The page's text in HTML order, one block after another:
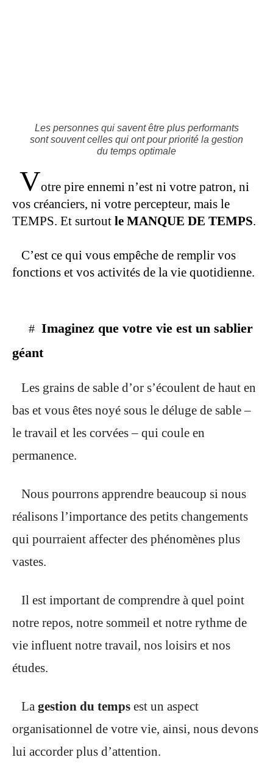
Les personnes qui savent être plus performants
sont souvent celles qui ont pour priorité la gestion
du temps optimale
Votre pire ennemi n’est ni votre patron, ni
vos créanciers, ni votre percepteur, mais le
TEMPS. Et surtout le MANQUE DE TEMPS.
C’est ce qui vous empêche de remplir vos
fonctions et vos activités de la vie quotidienne.
# Imaginez que votre vie est un sablier
géant
Les grains de sable d’or s’écoulent de haut en
bas et vous êtes noyé sous le déluge de sable –
le travail et les corvées – qui coule en
permanence.
Nous pourrons apprendre beaucoup si nous
réalisons l’importance des petits changements
qui pourraient affecter des phénomènes plus
vastes.
Il est important de comprendre à quel point
notre repos, notre sommeil et notre rythme de
vie influent notre travail, nos loisirs et nos
études.
La gestion du temps est un aspect
organisationnel de votre vie, ainsi, nous devons
lui accorder plus d’attention.